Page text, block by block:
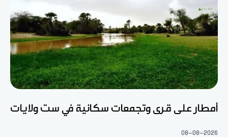
أمطار على قرى وتجمعات سكانية في ست ولايات
08-08-2026